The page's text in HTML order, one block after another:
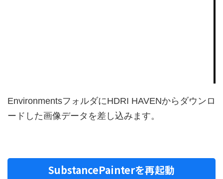
EnvironmentsフォルダにHDRI HAVENからダウンロ
ードした画像データを差し込みます。
SubstancePainterを再起動